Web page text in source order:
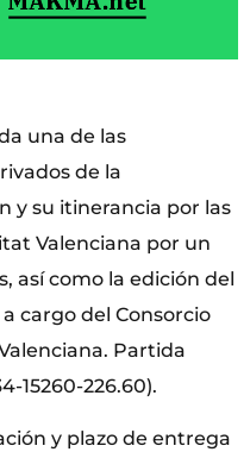
una de las
de la
y su itinerancia por las
Valenciana por un
así como la edición del
cargo del Consorcio
Partida
15260-226.60).
y plazo de entrega